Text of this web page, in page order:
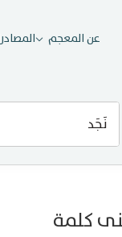
عن المعجم المصادر
كلمة